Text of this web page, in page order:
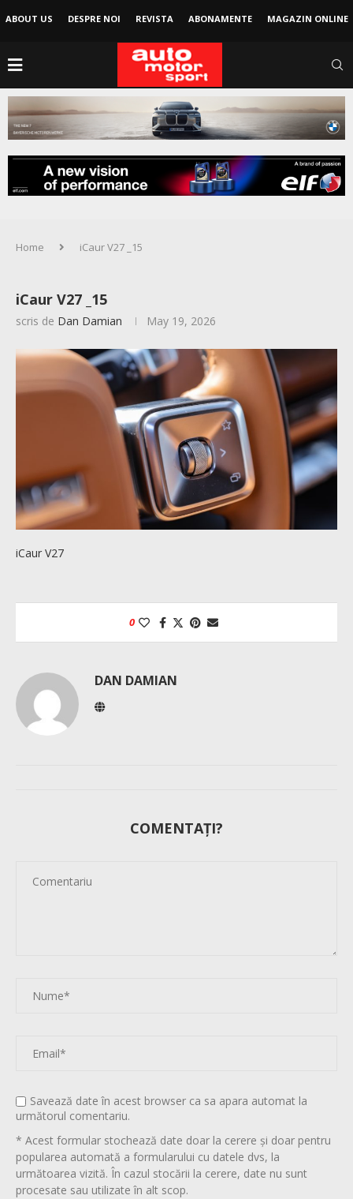
ABOUT US DESPRE NOI REVISTA ABONAMENTE MAGAZIN ONLINE
Home iCaur V27 _15
iCaur V27 _15
scris de Dan Damian May 19, 2026
iCaur V27
0
DAN DAMIAN
COMENTAȚI?
Savează date în acest browser ca sa apara automat la
următorul comentariu.
* Acest formular stochează date doar la cerere și doar pentru
popularea automată a formularului cu datele dvs, la
următoarea vizită. În cazul stocării la cerere, date nu sunt
procesate sau utilizate în alt scop.